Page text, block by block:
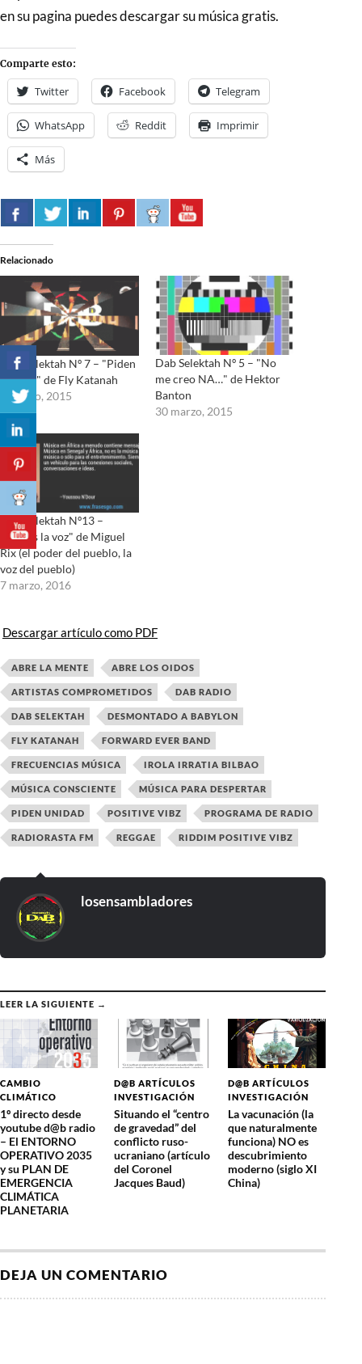
en su pagina puedes descargar su música gratis.
Comparte esto:
Twitter Facebook Telegram
WhatsApp Reddit Imprimir
Más
Relacionado
DaB Selektah Nº 7 – "Piden
Unidad" de Fly Katanah
29 junio, 2015
Dab Selektah Nº 5 – "No
me creo NA…" de Hektor
Banton
30 marzo, 2015
DaB Selektah Nº13 –
"Somos la voz" de Miguel
Rix (el poder del pueblo, la
voz del pueblo)
7 marzo, 2016
Descargar artículo como PDF
ABRE LA MENTE ABRE LOS OIDOS
ARTISTAS COMPROMETIDOS DAB RADIO
DAB SELEKTAH DESMONTADO A BABYLON
FLY KATANAH FORWARD EVER BAND
FRECUENCIAS MÚSICA IROLA IRRATIA BILBAO
MÚSICA CONSCIENTE MÚSICA PARA DESPERTAR
PIDEN UNIDAD POSITIVE VIBZ PROGRAMA DE RADIO
RADIORASTA FM REGGAE RIDDIM POSITIVE VIBZ
losensambladores
LEER LA SIGUIENTE →
CAMBIO
CLIMÁTICO
1º directo desde
youtube d@b radio
– El ENTORNO
OPERATIVO 2035
y su PLAN DE
EMERGENCIA
CLIMÁTICA
PLANETARIA
D@B ARTÍCULOS
INVESTIGACIÓN
Situando el “centro
de gravedad” del
conflicto ruso-
ucraniano (artículo
del Coronel
Jacques Baud)
D@B ARTÍCULOS
INVESTIGACIÓN
La vacunación (la
que naturalmente
funciona) NO es
descubrimiento
moderno (siglo XI
China)
DEJA UN COMENTARIO